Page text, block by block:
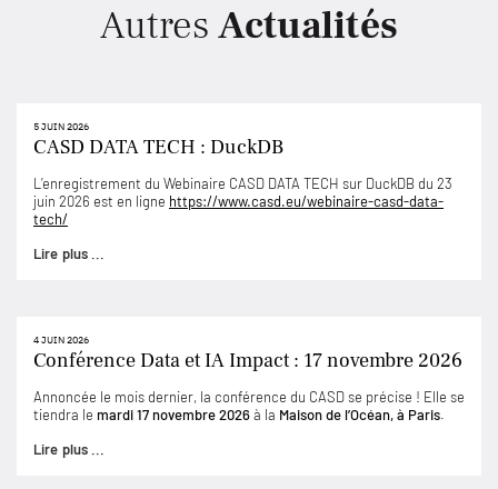
Autres Actualités
5 JUIN 2026
CASD DATA TECH : DuckDB
L’enregistrement du Webinaire CASD DATA TECH sur DuckDB du 23
juin 2026 est en ligne https://www.casd.eu/webinaire-casd-data-
tech/
Lire plus ...
4 JUIN 2026
Conférence Data et IA Impact : 17 novembre 2026
Annoncée le mois dernier, la conférence du CASD se précise ! Elle se
tiendra le mardi 17 novembre 2026à la Maison de l’Océan, à Paris.
Lire plus ...